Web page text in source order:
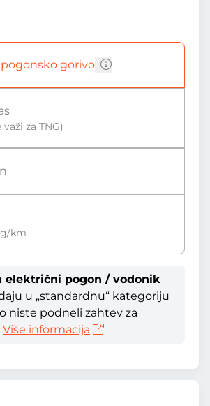
gorivo
za TNG)
g/km
električni pogon / vodonik
u „standardnu“ kategoriju
niste podneli zahtev za
Više informacija